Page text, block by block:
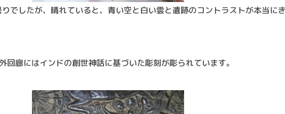
でしたが、晴れていると、青い空と白い雲と遺跡のコントラストが本当に
回廊にはインドの創世神話に基づいた彫刻が彫られています。